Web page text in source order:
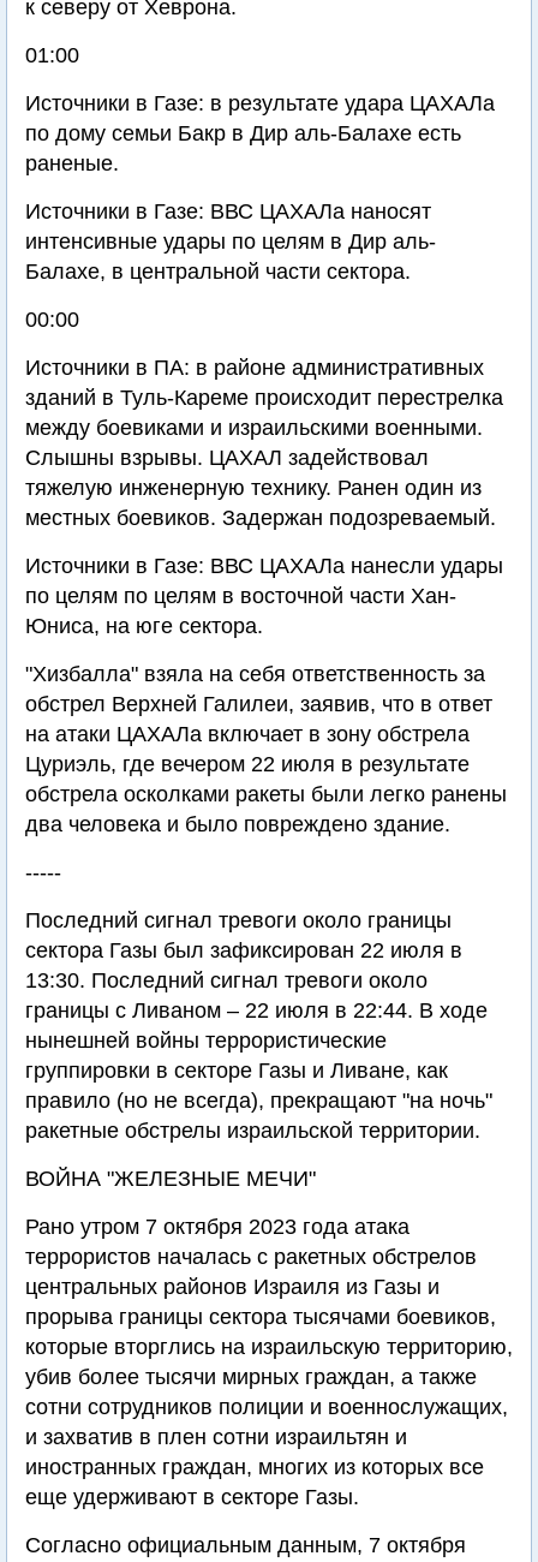
к северу от Хеврона.
01:00
Источники в Газе: в результате удара ЦАХАЛа
по дому семьи Бакр в Дир аль-Балахе есть
раненые.
Источники в Газе: ВВС ЦАХАЛа наносят
интенсивные удары по целям в Дир аль-
Балахе, в центральной части сектора.
00:00
Источники в ПА: в районе административных
зданий в Туль-Кареме происходит перестрелка
между боевиками и израильскими военными.
Слышны взрывы. ЦАХАЛ задействовал
тяжелую инженерную технику. Ранен один из
местных боевиков. Задержан подозреваемый.
Источники в Газе: ВВС ЦАХАЛа нанесли удары
по целям по целям в восточной части Хан-
Юниса, на юге сектора.
"Хизбалла" взяла на себя ответственность за
обстрел Верхней Галилеи, заявив, что в ответ
на атаки ЦАХАЛа включает в зону обстрела
Цуриэль, где вечером 22 июля в результате
обстрела осколками ракеты были легко ранены
два человека и было повреждено здание.
-----
Последний сигнал тревоги около границы
сектора Газы был зафиксирован 22 июля в
13:30. Последний сигнал тревоги около
границы с Ливаном – 22 июля в 22:44. В ходе
нынешней войны террористические
группировки в секторе Газы и Ливане, как
правило (но не всегда), прекращают "на ночь"
ракетные обстрелы израильской территории.
ВОЙНА "ЖЕЛЕЗНЫЕ МЕЧИ"
Рано утром 7 октября 2023 года атака
террористов началась с ракетных обстрелов
центральных районов Израиля из Газы и
прорыва границы сектора тысячами боевиков,
которые вторглись на израильскую территорию,
убив более тысячи мирных граждан, а также
сотни сотрудников полиции и военнослужащих,
и захватив в плен сотни израильтян и
иностранных граждан, многих из которых все
еще удерживают в секторе Газы.
Согласно официальным данным, 7 октября